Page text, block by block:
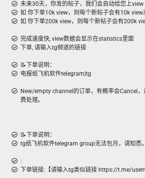
未来30天，你发的帖子，我们会自动给您上view
如 你下单10k view，则每个新帖子会有10k view
如 你下单200k view，则每个新帖子会有200k
完成速度快, view数据会显示在statistics里面
下单, 请输入tg频道的链接
📝下单说明：
电报纸飞机软件telegram|tg
New/empty channel的订单，有概率会Cancel
费处理。
📝下单说明：
tg纸飞机软件telegram group无法包月，请知悉。
:
下单链接:【请输入tg类似链接 https://t.me/